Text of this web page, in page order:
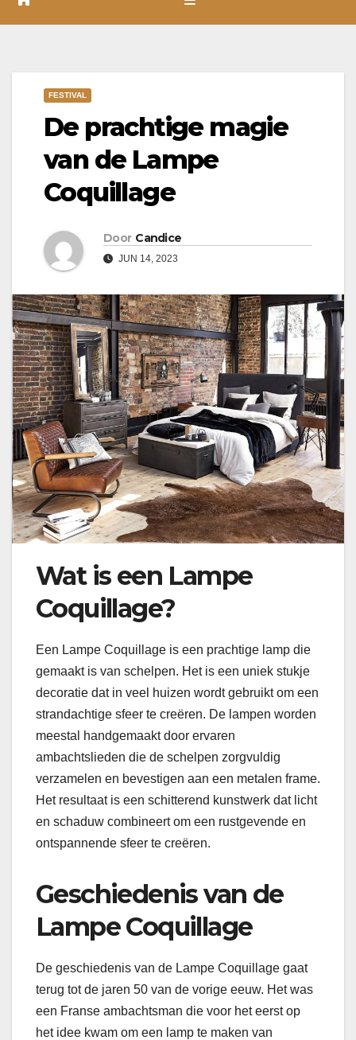
FESTIVAL
De prachtige magie
van de Lampe
Coquillage
Door Candice
JUN 14, 2023
Wat is een Lampe
Coquillage?
Een Lampe Coquillage is een prachtige lamp die
gemaakt is van schelpen. Het is een uniek stukje
decoratie dat in veel huizen wordt gebruikt om een
​​strandachtige sfeer te creëren. De lampen worden
meestal handgemaakt door ervaren
ambachtslieden die de schelpen zorgvuldig
verzamelen en bevestigen aan een metalen frame.
Het resultaat is een schitterend kunstwerk dat licht
en schaduw combineert om een ​​rustgevende en
ontspannende sfeer te creëren.
Geschiedenis van de
Lampe Coquillage
De geschiedenis van de Lampe Coquillage gaat
terug tot de jaren 50 van de vorige eeuw. Het was
een Franse ambachtsman die voor het eerst op
het idee kwam om een ​​lamp te maken van